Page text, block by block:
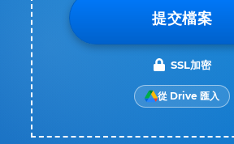
提交檔案
SSL加密
從 Drive 匯入